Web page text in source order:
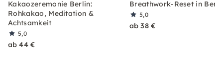
Kakaozeremonie Berlin:
Rohkakao, Meditation &
Achtsamkeit
5,0
ab 44 €
Breathwork-Reset in
5,0
ab 38 €